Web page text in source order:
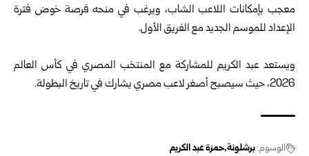
معجب بإمكانات اللاعب الشاب، ويرغب في منحه فرصة خوض فترة
الإعداد للموسم الجديد مع الفريق الأول.
ويستعد عبد الكريم للمشاركة مع المنتخب المصري في كأس العالم
2026، حيث سيصبح أصغر لاعب مصري يشارك في تاريخ البطولة.
الوسوم:برشلونة حمزة عبد الكريم